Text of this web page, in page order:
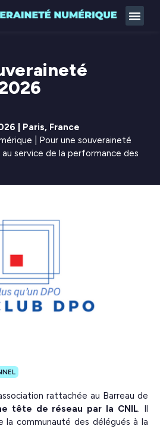
| Paris, France
| Pour une souveraineté
service de la performance des
rattachée au Barreau de
tête de réseau par la CNIL. Il
la communauté des délégués à la